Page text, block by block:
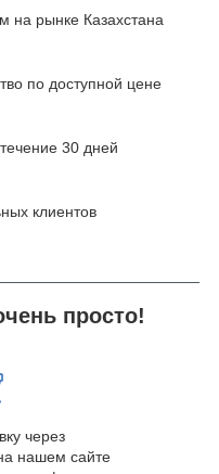
на рынке Казахстана
по доступной цене
30 дней
клиентов
просто!
через
нашем сайте